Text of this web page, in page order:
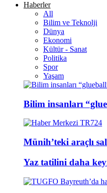
Haberler
All
Bilim ve Teknolji
Dünya
Ekonomi
Kültür - Sanat
Politika
Spor
Yaşam
Bilim insanları
Münih’teki araçlı
Yaz tatilini daha